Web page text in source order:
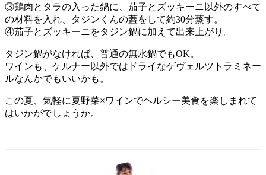
③鶏肉とタラの入った鍋に、茄子とズッキーニ以外のすべて
の材料を入れ、タジンくんの蓋をして約30分蒸す。
④茄子とズッキーニをタジン鍋に加えて出来上がり。
タジン鍋がなければ、普通の無水鍋でもOK。
ワインも、ケルナー以外ではドライなゲヴェルツトラミネー
ルなんかでもいいかも。
この夏、気軽に夏野菜×ワインでヘルシー美食を楽しまれて
はいかがでしょうか。